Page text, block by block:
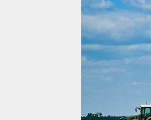
verlag
verlag
veranstaltungen
shop
unterstützen